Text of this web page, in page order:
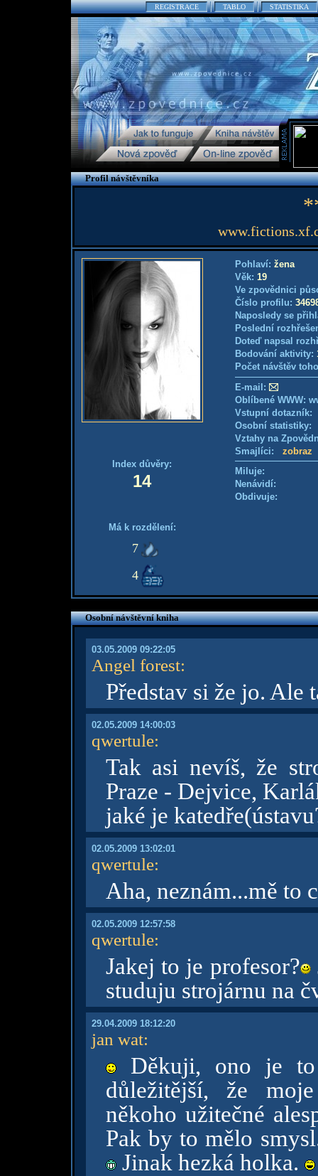
REGISTRACE TABLO STATISTIKA
Profil návštěvníka
Index důvěry:
14
Má k rozdělení:
7
4
Pohlaví: žena
Věk: 19
Ve zpovědnici
Číslo profilu:
Naposledy se
Poslední
Doteď napsal
Bodování aktivity:
Počet návštěv
E-mail:
Oblíbené WWW:
Vstupní
Osobní
Vztahy na
Smajlíci: zobraz
Miluje:
Nenávidí:
Obdivuje:
Osobní návštěvní kniha
03.05.2009 09:22:05
Angel forest:
Představ si že jo.
02.05.2009 14:00:03
qwertule:
Tak asi nevíš, že
Praze - Dejvice,
jaké je
02.05.2009 13:02:01
qwertule:
Aha, neznám...mě to
02.05.2009 12:57:58
qwertule:
Jakej to je profesor?
studuju strojárnu na
29.04.2009 18:12:20
jan wat:
Děkuji, ono je to
důležitější, že
někoho užitečné
Pak by to mělo
Jinak hezká holka.